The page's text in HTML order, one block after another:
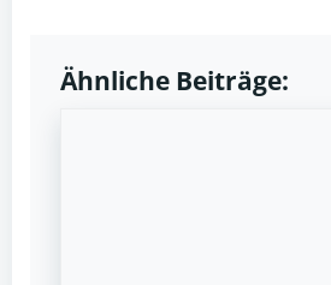
Ähnliche Beiträge: